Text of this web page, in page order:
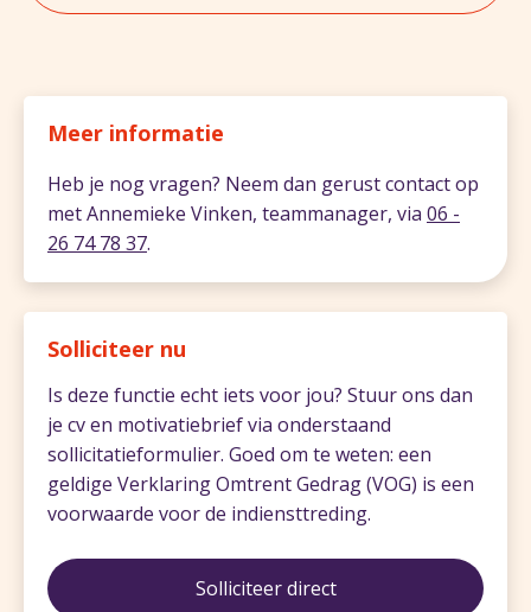
Meer informatie
Heb je nog vragen? Neem dan gerust contact op
met Annemieke Vinken, teammanager, via 06 -
26 74 78 37.
Solliciteer nu
Is deze functie echt iets voor jou? Stuur ons dan
je cv en motivatiebrief via onderstaand
sollicitatieformulier. Goed om te weten: een
geldige Verklaring Omtrent Gedrag (VOG) is een
voorwaarde voor de indiensttreding.
Solliciteer direct